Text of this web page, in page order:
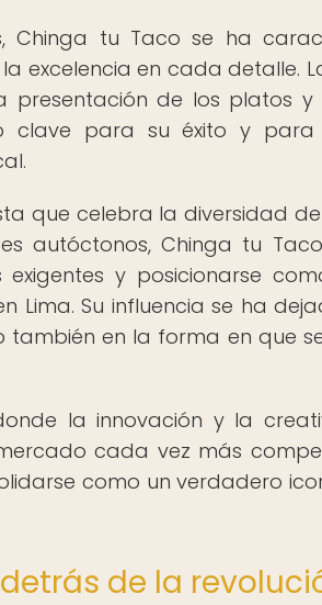
Chinga tu Taco se ha
excelencia en cada detalle.
presentación de los platos
clave para su éxito y
que celebra la diversidad
autóctonos, Chinga tu
exigentes y posicionarse
Lima. Su influencia se ha
también en la forma en que
la innovación y la
cada vez más
como un verdadero
de la